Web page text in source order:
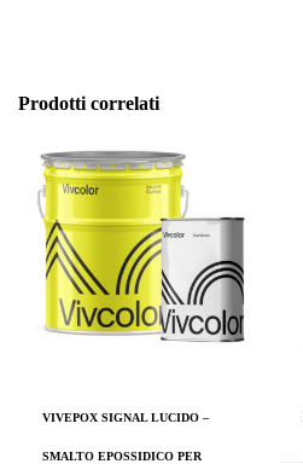
Prodotti correlati
VIVEPOX SIGNAL LUCIDO –
SMALTO EPOSSIDICO PER